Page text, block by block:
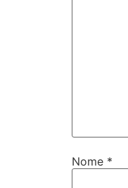
Nome *